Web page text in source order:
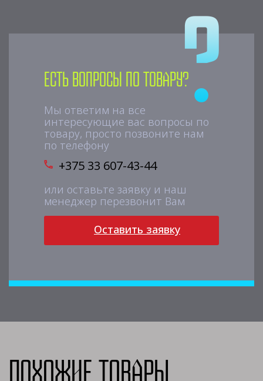
Есть вопросы по товару?
Мы ответим на все
интересующие вас вопросы по
товару, просто позвоните нам
по телефону
+375 33 607-43-44
или оставьте заявку и наш
менеджер перезвонит Вам
Оставить заявку
Похожие товары